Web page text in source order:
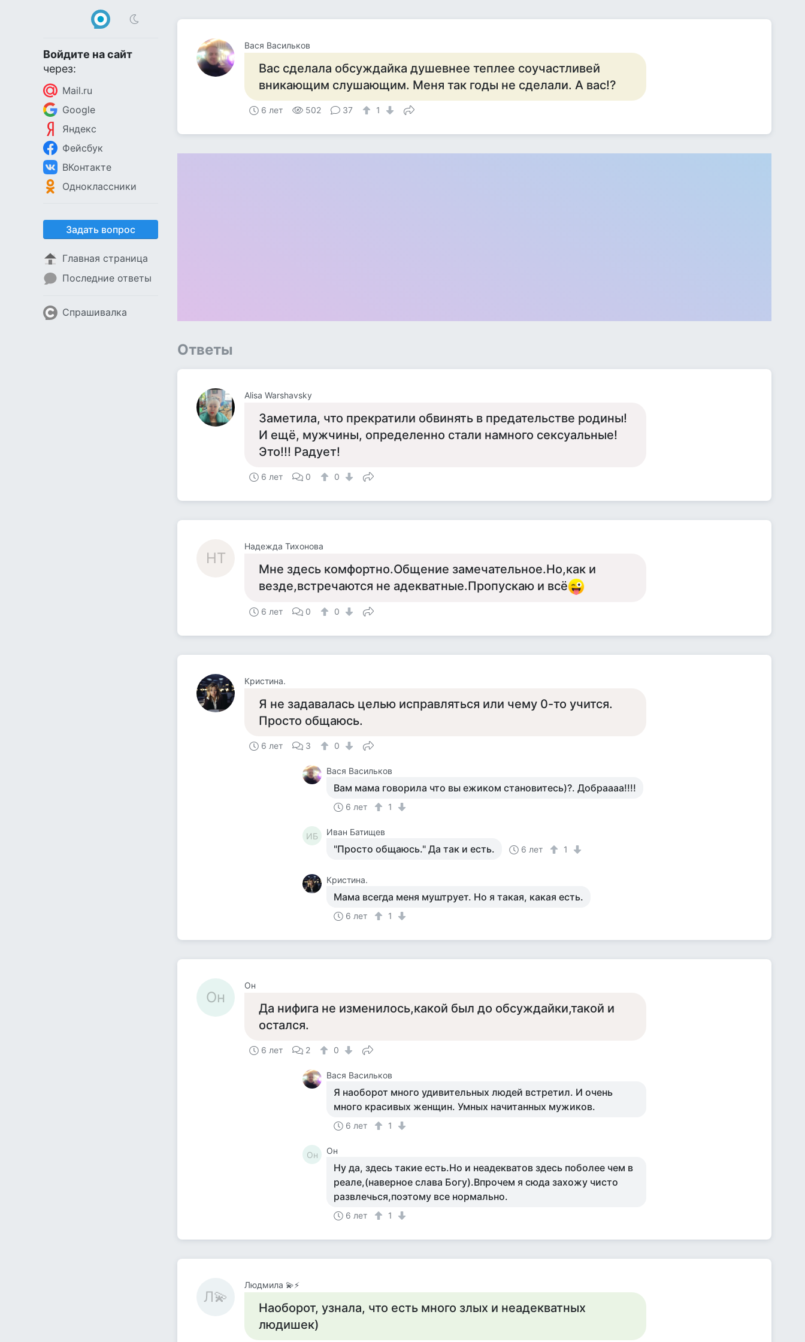
Войдите на сайт
через:
Mail.ru
Google
Яндекс
Фейсбук
ВКонтакте
Одноклассники
Задать вопрос
Главная страница
Последние ответы
Спрашивалка
Вася Васильков
Вас сделала обсуждайка душевнее теплее соучастливей
вникающим слушающим. Меня так годы не сделали. А вас!?
6 лет 502 37 1
Ответы
Alisa Warshavsky
Заметила, что прекратили обвинять в предательстве родины!
И ещё, мужчины, определенно стали намного сексуальные!
Это!!! Радует!
6 лет 0 0
НТ
Надежда Тихонова
Мне здесь комфортно.Общение замечательное.Но,как и
везде,встречаются не адекватные.Пропускаю и всё
6 лет 0 0
Кристина.
Я не задавалась целью исправляться или чему 0-то учится.
Просто общаюсь.
6 лет 3 0
Вася Васильков
Вам мама говорила что вы ежиком становитесь)?. Добраааа!!!!
6 лет 1
ИБ Иван Батищев
"Просто общаюсь." Да так и есть. 6 лет 1
Кристина.
Мама всегда меня муштрует. Но я такая, какая есть.
6 лет 1
Он
Он
Да нифига не изменилось,какой был до обсуждайки,такой и
остался.
6 лет 2 0
Вася Васильков
Я наоборот много удивительных людей встретил. И очень
много красивых женщин. Умных начитанных мужиков.
6 лет 1
Он Он
Ну да, здесь такие есть.Но и неадекватов здесь поболее чем в
реале,(наверное слава Богу).Впрочем я сюда захожу чисто
развлечься,поэтому все нормально.
6 лет 1
Л💫
Людмила 💫⚡
Наоборот, узнала, что есть много злых и неадекватных
людишек)